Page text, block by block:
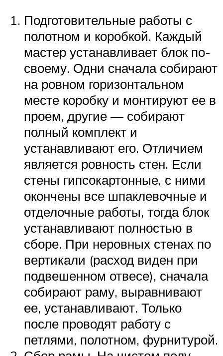
Подготовительные работы с
полотном и коробкой. Каждый
мастер устанавливает блок по-
своему. Одни сначала собирают
на ровном горизонтальном
месте коробку и монтируют ее в
проем, другие — собирают
полный комплект и
устанавливают его. Отличием
является ровность стен. Если
стены гипсокартонные, с ними
окончены все шпаклевочные и
отделочные работы, тогда блок
устанавливают полностью в
сборе. При неровных стенах по
вертикали (расход виден при
подвешенном отвесе), сначала
собирают раму, выравнивают
ее, устанавливают. Только
после проводят работу с
петлями, полотном, фурнитурой.